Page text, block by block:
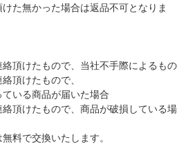
た無かった場合は返品不可となりま
頂けたもので、当社不手際によるもの
頂けたもので、
いる商品が届いた場合
頂けたもので、商品が破損している場
で交換いたします。